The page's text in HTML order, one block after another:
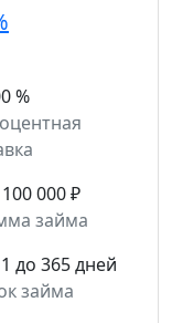
%
000 ₽
займа
до 365 дней
займа